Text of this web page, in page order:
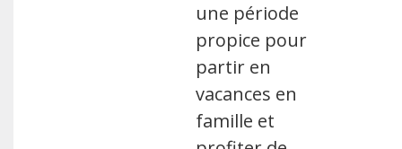
une période
propice pour
partir en
vacances en
famille et